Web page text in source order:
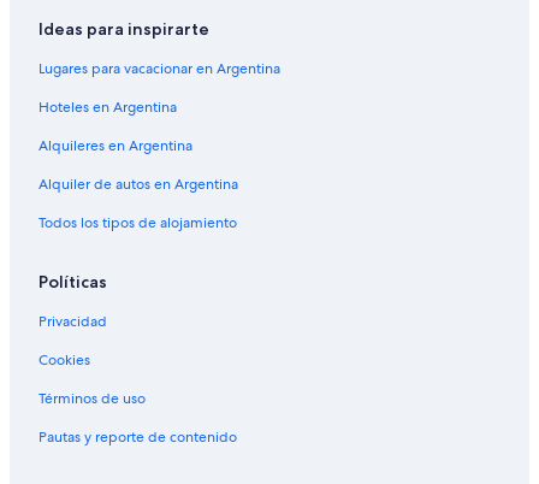
Ideas para inspirarte
Lugares para vacacionar en Argentina
Hoteles en Argentina
Alquileres en Argentina
Alquiler de autos en Argentina
Todos los tipos de alojamiento
Políticas
Privacidad
Cookies
Términos de uso
Pautas y reporte de contenido